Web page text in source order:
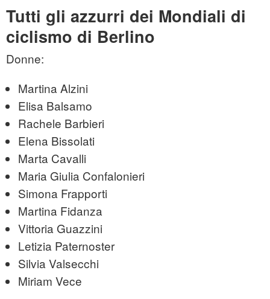
Tutti gli azzurri dei Mondiali di
ciclismo di Berlino
Donne:
Martina Alzini
Elisa Balsamo
Rachele Barbieri
Elena Bissolati
Marta Cavalli
Maria Giulia Confalonieri
Simona Frapporti
Martina Fidanza
Vittoria Guazzini
Letizia Paternoster
Silvia Valsecchi
Miriam Vece